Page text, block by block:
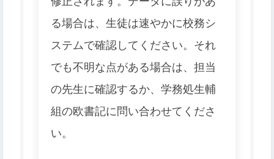
る場合は、生徒は速やかに校務シ
ステムで確認してください。それ
でも不明な点がある場合は、担当
の先生に確認するか、学務処生輔
組の欧書記に問い合わせてくださ
い。